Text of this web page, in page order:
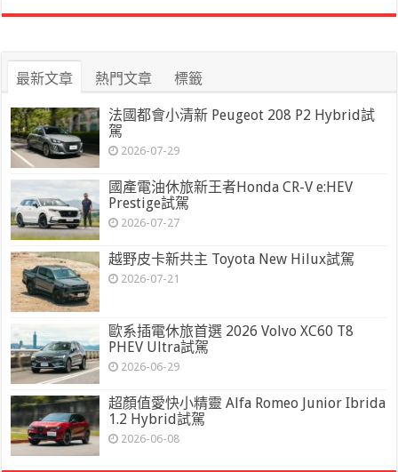
最新文章 熱門文章 標籤
法國都會小清新 Peugeot 208 P2 Hybrid試
駕
2026-07-29
國產電油休旅新王者Honda CR-V e:HEV
Prestige試駕
2026-07-27
越野皮卡新共主 Toyota New Hilux試駕
2026-07-21
歐系插電休旅首選 2026 Volvo XC60 T8
PHEV Ultra試駕
2026-06-29
超顏值愛快小精靈 Alfa Romeo Junior Ibrida
1.2 Hybrid試駕
2026-06-08